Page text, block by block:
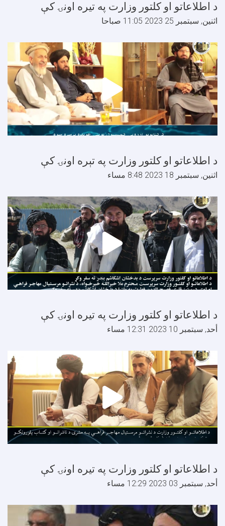
د اطلاعاتو او کلتور وزارت په تيره اونۍ کې
اثنين, سبتمبر 25 2023 11:05 صباحا
د اطلاعاتو او کلتور وزارت په تېره اونۍ کې
اثنين, سبتمبر 18 2023 8:48 مساء
د اطلاعاتو او کلتور وزارت په تيره اونۍ کې
أحد, سبتمبر 10 2023 12:31 مساء
د اطلاعاتو او کلتور وزارت په تيره اونۍ کې
أحد, سبتمبر 03 2023 12:29 مساء